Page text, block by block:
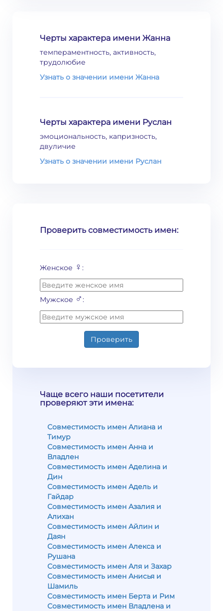
Черты характера имени Жанна
темпераментность, активность,
трудолюбие
Узнать о значении имени Жанна
Черты характера имени Руслан
эмоциональность, капризность,
двуличие
Узнать о значении имени Руслан
Проверить совместимость имен:
Женское ♀ :
Мужское ♂:
Проверить
Чаще всего наши посетители
проверяют эти имена:
Совместимость имен Алиана и
Тимур
Совместимость имен Анна и
Владлен
Совместимость имен Аделина и
Дин
Совместимость имен Адель и
Гайдар
Совместимость имен Азалия и
Алихан
Совместимость имен Айлин и
Даян
Совместимость имен Алекса и
Рушана
Совместимость имен Аля и Захар
Совместимость имен Анисья и
Шамиль
Совместимость имен Берта и Рим
Совместимость имен Владлена и